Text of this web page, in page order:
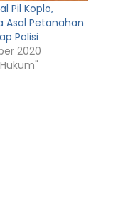
Pil Koplo,
Asal Petanahan
Polisi
2020